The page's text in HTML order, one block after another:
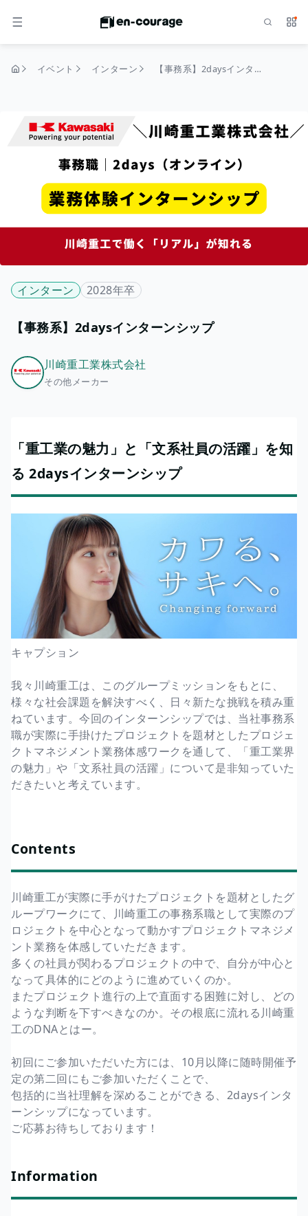
メニュー サ
イベント インターン 【事務系】2daysインターンシップ
インターン 2028年卒
【事務系】2daysインターンシップ
川崎重工業株式会社
その他メーカー
「重工業の魅力」と「文系社員の活躍」を知
る 2daysインターンシップ
キャプション
我々川崎重工は、このグループミッションをもとに、
様々な社会課題を解決すべく、日々新たな挑戦を積み重
ねています。今回のインターンシップでは、当社事務系
職が実際に手掛けたプロジェクトを題材としたプロジェ
クトマネジメント業務体感ワークを通して、「重工業界
の魅力」や「文系社員の活躍」について是非知っていた
だきたいと考えています。
Contents
川崎重工が実際に手がけたプロジェクトを題材としたグ
ループワークにて、川崎重工の事務系職として実際のプ
ロジェクトを中心となって動かすプロジェクトマネジメ
ント業務を体感していただきます。
多くの社員が関わるプロジェクトの中で、自分が中心と
なって具体的にどのように進めていくのか。
またプロジェクト進行の上で直面する困難に対し、どの
ような判断を下すべきなのか。その根底に流れる川崎重
工のDNAとはー。
初回にご参加いただいた方には、10月以降に随時開催予
定の第二回にもご参加いただくことで、
包括的に当社理解を深めることができる、2daysインタ
ーンシップになっています。
ご応募お待ちしております！
Information